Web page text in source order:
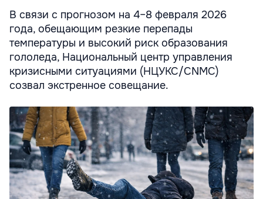
В связи с прогнозом на 4–8 февраля 2026
года, обещающим резкие перепады
температуры и высокий риск образования
гололеда, Национальный центр управления
кризисными ситуациями (НЦУКС/CNMC)
созвал экстренное совещание.